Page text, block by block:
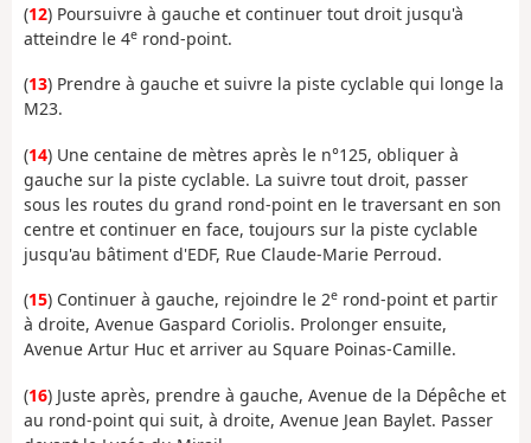
(12) Poursuivre à gauche et continuer tout droit jusqu'à
atteindre le 4e rond-point.
(13) Prendre à gauche et suivre la piste cyclable qui longe la
M23.
(14) Une centaine de mètres après le n°125, obliquer à
gauche sur la piste cyclable. La suivre tout droit, passer
sous les routes du grand rond-point en le traversant en son
centre et continuer en face, toujours sur la piste cyclable
jusqu'au bâtiment d'EDF, Rue Claude-Marie Perroud.
(15) Continuer à gauche, rejoindre le 2e rond-point et partir
à droite, Avenue Gaspard Coriolis. Prolonger ensuite,
Avenue Artur Huc et arriver au Square Poinas-Camille.
(16) Juste après, prendre à gauche, Avenue de la Dépêche et
au rond-point qui suit, à droite, Avenue Jean Baylet. Passer